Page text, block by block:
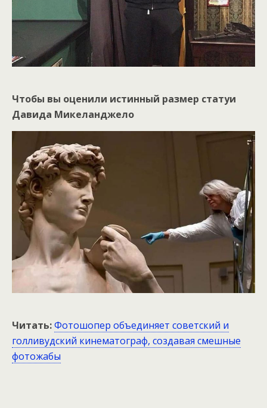
Чтобы вы оценили истинный размер статуи
Давида Микеланджело
Читать:Фотошопер объединяет советский и
голливудский кинематограф, создавая смешные
фотожабы